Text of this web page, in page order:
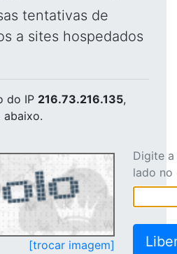
tentativas de
a sites hospedados
do IP 216.73.216.135,
abaixo.
[trocar imagem]
Digite
lado no